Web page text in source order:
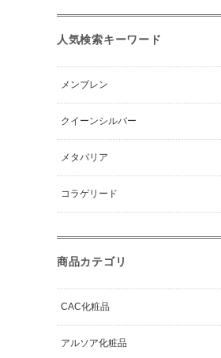
人気検索キーワード
メンブレン
クイーンシルバー
メタバリア
コラゲリード
商品カテゴリ
CAC化粧品
アルソア化粧品